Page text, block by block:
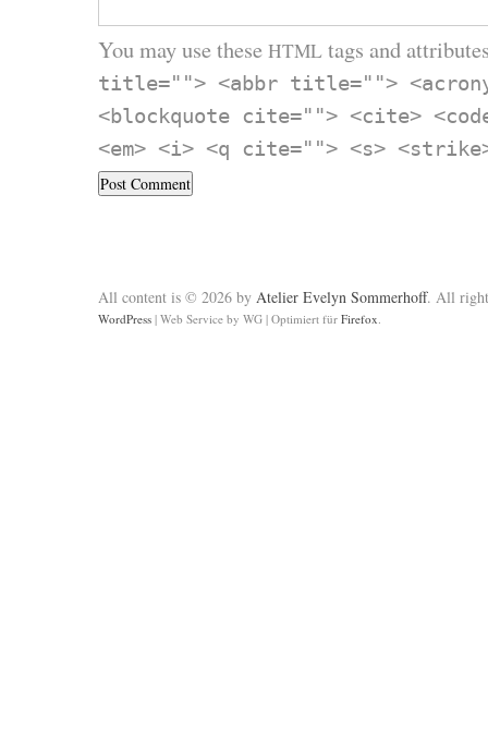
You may use these HTML tags and
title=""> <abbr title="">
<blockquote cite=""> <cite>
<em> <i> <q cite=""> <s>
All content is © 2026 by Atelier Evelyn Sommerhoff. All
WordPress | Web Service by WG | Optimiert für Firefox